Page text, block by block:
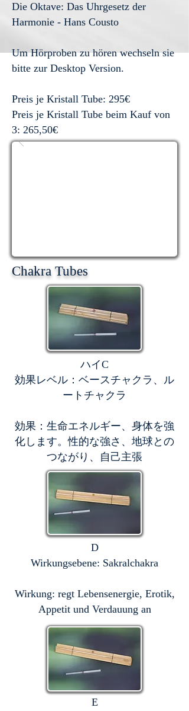
Die Oktave: Das Uhrgesetz der
Harmonie - Hans Cousto
Um Hörproben zu hören wechseln sie
bitte zur Desktop Version.
Preis je Kristall Tube: 295€
Preis je Kristall Tube beim Kauf von
3: 265,50€
Chakra Tubes
ハイC
効果レベル：ベースチャクラ、ル
ートチャクラ
効果：生命エネルギー、身体を強
化します。性的な強さ、地球との
つながり、自己主張
D
Wirkungsebene: Sakralchakra
Wirkung: regt Lebensenergie, Erotik,
Appetit und Verdauung an
E